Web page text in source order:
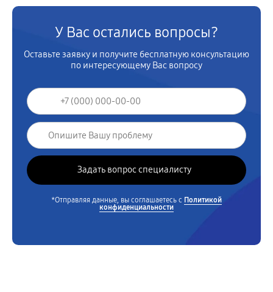
У Вас остались вопросы?
Оставьте заявку и получите бесплатную консультацию
по интересующему Вас вопросу
*Отправляя данные, вы соглашаетесь с Политикой
конфиденциальности